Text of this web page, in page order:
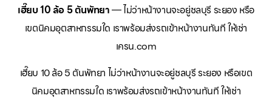
เฮี๊ยบ 10 ล้อ 5 ตันพัทยา— ไม่ว่าหน้างานจะอยู่ชลบุรี ระยอง หรือ
เขตนิคมอุตสาหกรรมใด เราพร้อมส่งรถเข้าหน้างานทันที ให้เช่า
เครน.com
เฮี๊ยบ 10 ล้อ 5 ตันพัทยา ไม่ว่าหน้างานจะอยู่ชลบุรี ระยอง หรือเขต
นิคมอุตสาหกรรมใด เราพร้อมส่งรถเข้าหน้างานทันที ให้เช่า